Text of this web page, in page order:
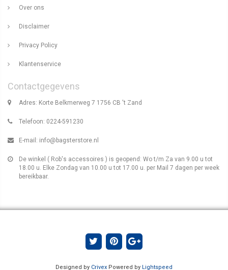
Over ons
Disclaimer
Privacy Policy
Klantenservice
Contactgegevens
Adres: Korte Belkmerweg 7 1756 CB 't Zand
Telefoon: 0224-591230
E-mail: info@bagsterstore.nl
De winkel ( Rob's accessoires ) is geopend: Wo t/m Za van 9.00 u tot
18.00 u. Elke Zondag van 10.00 u tot 17.00 u. per Mail 7 dagen per week
bereikbaar.
Designed by Crivex Powered by Lightspeed